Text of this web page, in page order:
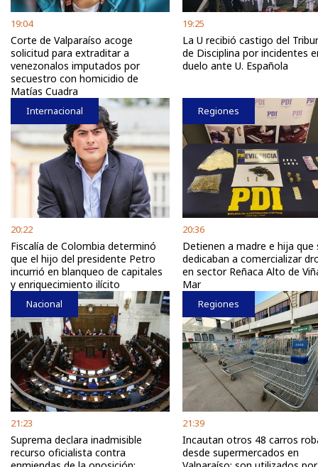
19:04
Corte de Valparaíso acoge
solicitud para extraditar a
venezonalos imputados por
secuestro con homicidio de
Matías Cuadra
19:25
La U recibió castigo del
de Disciplina por incidentes
duelo ante U. Española
Internacional
20:22
Fiscalía de Colombia determinó
que el hijo del presidente Petro
incurrió en blanqueo de capitales
y enriquecimiento ilícito
Regiones
20:36
Detienen a madre e hija que
dedicaban a comercializar
en sector Reñaca Alto de
Mar
Nacional
21:23
Suprema declara inadmisible
recurso oficialista contra
Regiones
21:39
Incautan otros 48 carros
desde supermercados en